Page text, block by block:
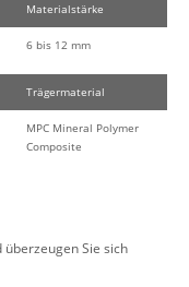
Materialstärke
6 bis 12 mm
Trägermaterial
MPC Mineral Polymer
Composite
überzeugen Sie sich